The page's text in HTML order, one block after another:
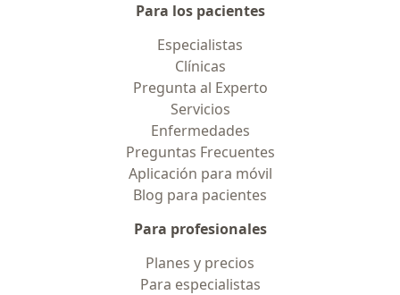
Para los pacientes
Especialistas
Clínicas
Pregunta al Experto
Servicios
Enfermedades
Preguntas Frecuentes
Aplicación para móvil
Blog para pacientes
Para profesionales
Planes y precios
Para especialistas